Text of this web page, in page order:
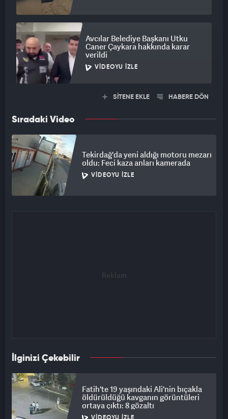
Avcılar Belediye Başkanı Utku
Caner Çaykara hakkında karar
verildi
VIDEOYU İZLE
SİTENE EKLE HABERE DÖN
Sıradaki Video
Tekirdağ'da yeni aldığı motoru mezarı
oldu: Feci kaza anları kamerada
VIDEOYU İZLE
İlginizi Çekebilir
Fatih'te 19 yaşındaki Ali'nin bıçakla
öldürüldüğü kavganın görüntüleri
ortaya çıktı: 8 gözaltı